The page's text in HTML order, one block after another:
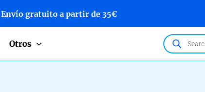
Envío gratuito a partir de 35€
Otros
Products
search